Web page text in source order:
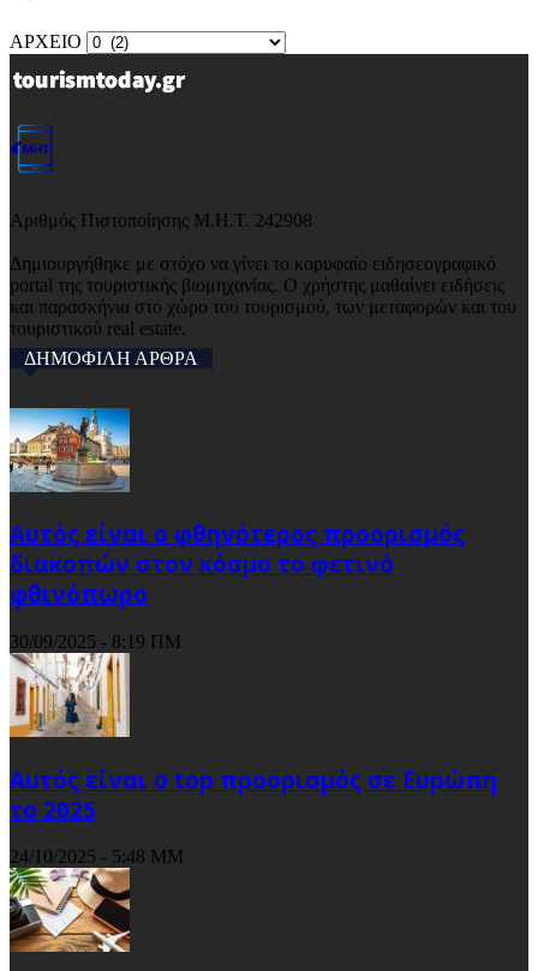
ΑΡΧΕΙΟ
Αριθμός Πιστοποίησης Μ.Η.Τ. 242908
Δημιουργήθηκε με στόχο να γίνει το κορυφαίο ειδησεογραφικό
portal της τουριστικής βιομηχανίας. Ο χρήστης μαθαίνει ειδήσεις
και παρασκήνια στο χώρο του τουρισμού, των μεταφορών και του
τουριστικού real estate.
ΔΗΜΟΦΙΛΗ ΑΡΘΡΑ
Αυτός είναι ο φθηνότερος προορισμός
διακοπών στον κόσμο το φετινό
φθινόπωρο
30/09/2025 - 8:19 ΠΜ
Αυτός είναι ο top προορισμός σε Ευρώπη
το 2025
24/10/2025 - 5:48 ΜΜ